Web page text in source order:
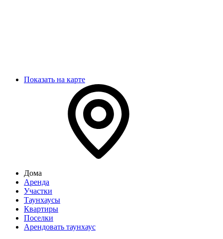
Показать на карте
Дома
Аренда
Участки
Таунхаусы
Квартиры
Поселки
Арендовать таунхаус